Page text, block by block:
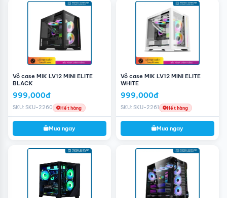
Vỏ case MIK LV12 MINI ELITE
BLACK
999,000đ
SKU: SKU-2260 Hết hàng
Mua ngay
Vỏ case MIK LV12 MINI ELITE
WHITE
999,000đ
SKU: SKU-2261 Hết hàng
Mua ngay